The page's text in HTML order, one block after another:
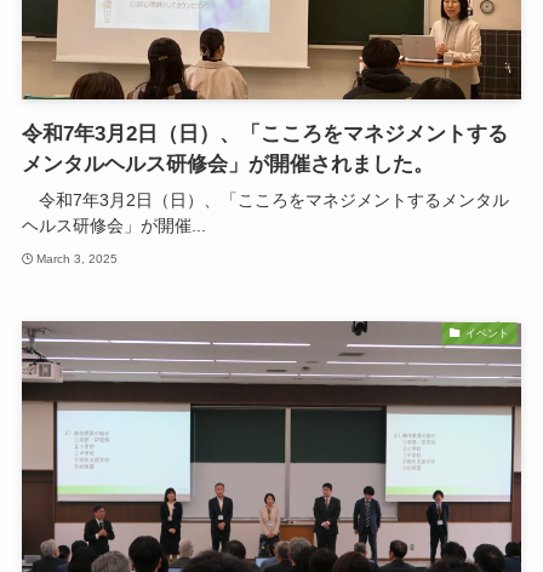
令和7年3月2日（日）、「こころをマネジメントする
メンタルヘルス研修会」が開催されました。
令和7年3月2日（日）、「こころをマネジメントするメンタル
ヘルス研修会」が開催...
March 3, 2025
イベント